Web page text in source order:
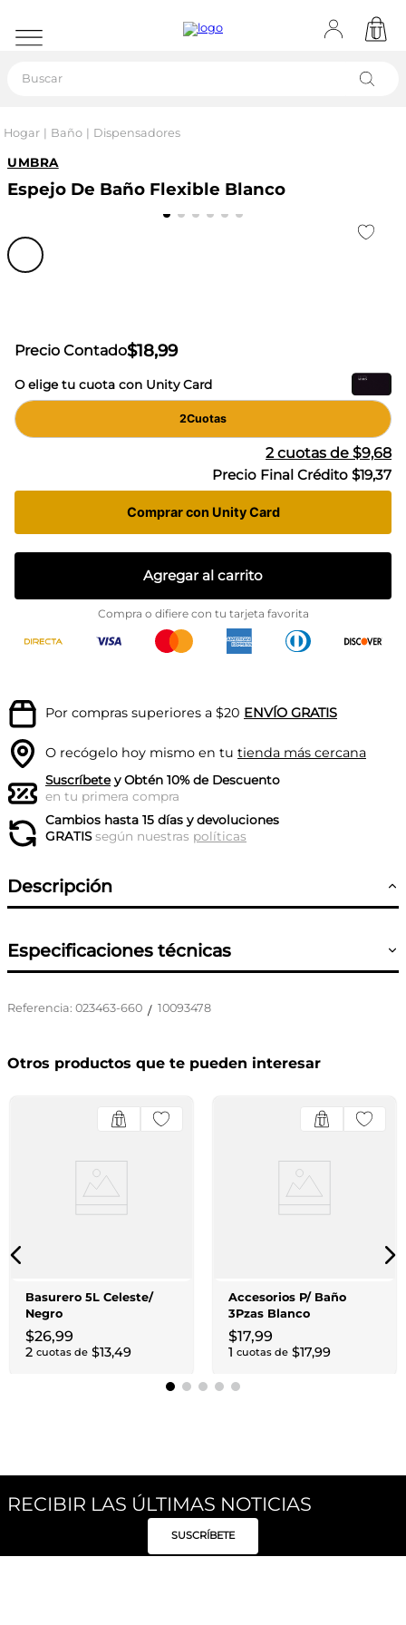
Hogar Baño Dispensadores
UMBRA
Espejo De Baño Flexible Blanco
Precio Contado$18,99
O elige tu cuota con Unity Card
2Cuotas
2cuotas de $9,68
Precio Final Crédito $19,37
Comprar con Unity Card
Agregar al carrito
Compra o difiere con tu tarjeta favorita
Por compras superiores a $20 ENVÍO GRATIS
O recógelo hoy mismo en tu tienda más cercana
Suscríbetey Obtén 10% de Descuento
en tu primera compra
Cambios hasta 15 días y devoluciones
GRATISsegún nuestras políticas
Descripción
Especificaciones técnicas
Referencia: 023463-660 / 10093478
Otros productos que te pueden interesar
Basurero 5L Celeste/
Negro
$26,99
2 cuotas de $13,49
Accesorios P/ Baño
3Pzas Blanco
$17,99
1 cuotas de $17,99
RECIBIR LAS ÚLTIMAS NOTICIAS
SUSCRÍBETE